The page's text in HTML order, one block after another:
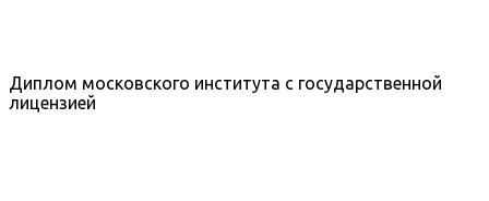
Диплом московского института с государственной
лицензией